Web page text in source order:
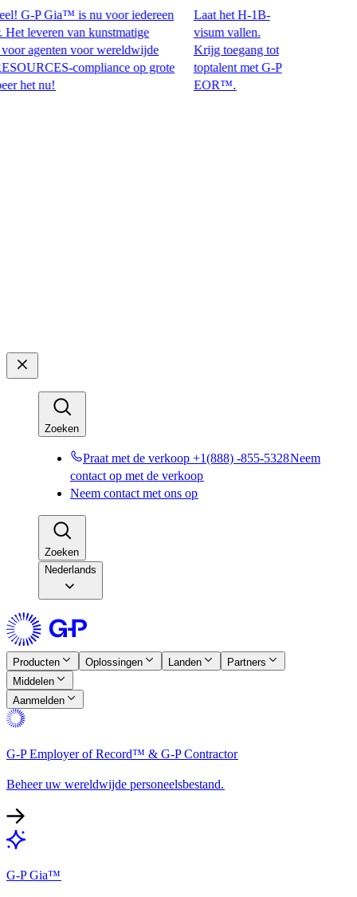
P Gia™ is nu voor iedereen
van kunstmatige
voor wereldwijde
compliance op grote
nu!​​
Laat het H-1B-
visum vallen.
Krijg toegang tot
toptalent met G-P
EOR™.​​
Zoeken​​
Praat met de verkoop +1(888) -855-5328​​Neem
contact op met de verkoop​​
Neem contact met ons op​​
Zoeken​​
Nederlands
Producten​​ Oplossingen​​ Landen​​
Partners​​
Middelen​​
Aanmelden​​
G-P Employer of Record™ & G-P Contractor​​
Beheer uw wereldwijde personeelsbestand.​​
G-P Gia™​​